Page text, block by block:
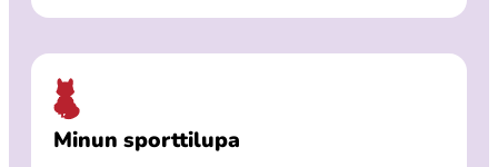
Minun sporttilupa